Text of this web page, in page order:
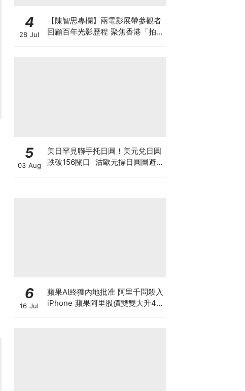
4
28 Jul
【陳智思專欄】兩電影展帶參觀者
回顧百年光影歷程 聚焦香港「拍住
5
03 Aug
美日罕見聯手托日圓！美元兌日圓
跌破156關口 沽歐元撐日圓圖避開
6
16 Jul
蘋果AI終獲內地批准 阿里千問殺入
iPhone 蘋果阿里股價雙雙大升4%